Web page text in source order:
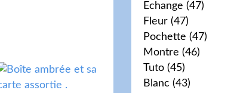
Echange (47)
Fleur (47)
Pochette (47)
Montre (46)
Tuto (45)
Blanc (43)